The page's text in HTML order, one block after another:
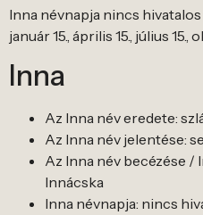
Inna névnapja nincs
január 15., április 15., július 15.,
Inna
Az Inna név eredete:
Az Inna név jelentése:
Az Inna név becézése /
Innácska
Inna névnapja: nincs